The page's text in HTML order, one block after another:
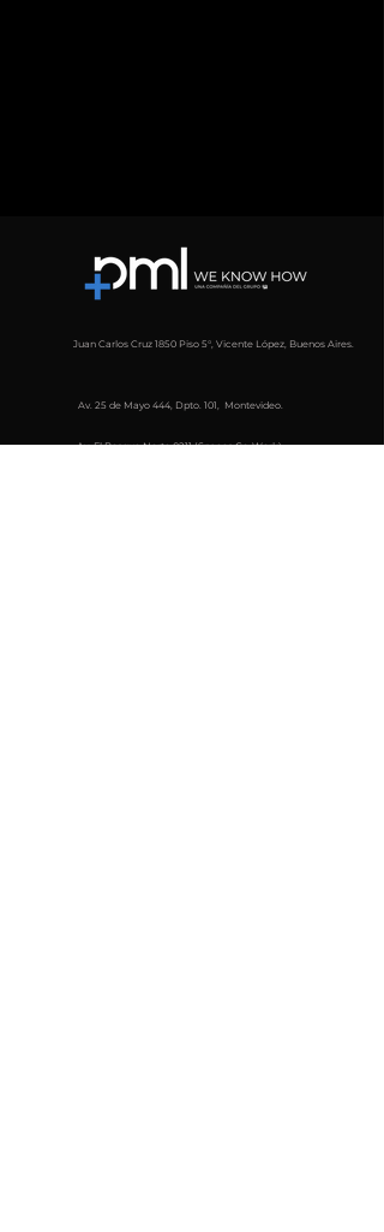
Juan Carlos Cruz 1850 Piso 5°, Vicente López, Buenos Aires.
Av. 25 de Mayo 444, Dpto. 101, Montevideo.
Av. El Bosque Norte 0211 (Spaces Co-Work)